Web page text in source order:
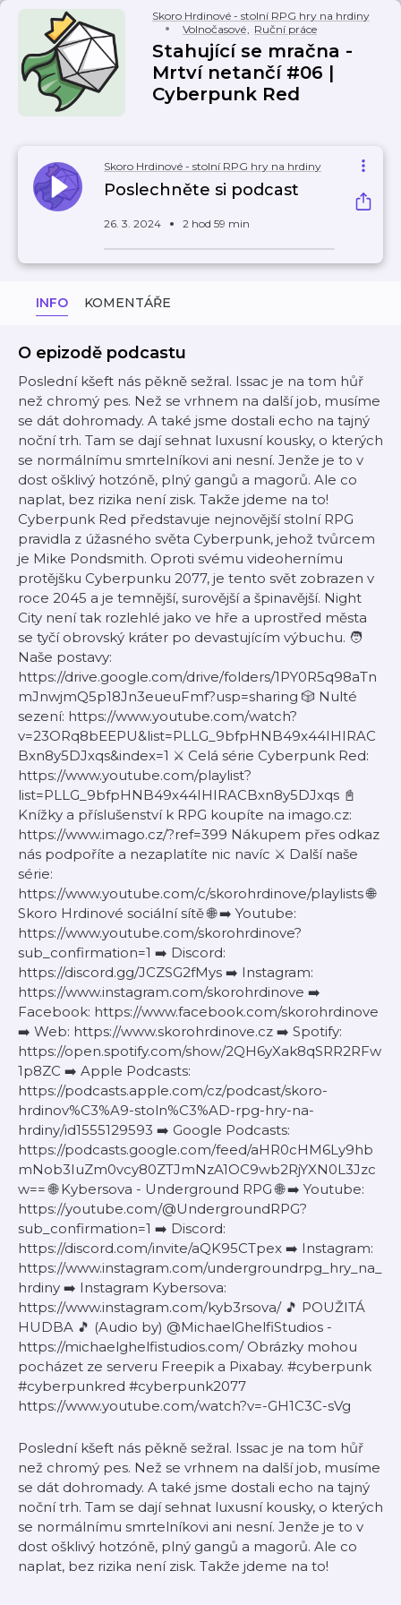
Skoro Hrdinové - stolní RPG hry na hrdiny
Volnočasové, Ruční práce
Stahující se mračna -
Mrtví netančí #06 |
Cyberpunk Red
Skoro Hrdinové - stolní RPG hry na hrdiny
Poslechněte si podcast
26. 3. 2024 2 hod 59 min
INFO KOMENTÁŘE
O epizodě podcastu
Poslední kšeft nás pěkně sežral. Issac je na tom hůř
než chromý pes. Než se vrhnem na další job, musíme
se dát dohromady. A také jsme dostali echo na tajný
noční trh. Tam se dají sehnat luxusní kousky, o kterých
se normálnímu smrtelníkovi ani nesní. Jenže je to v
dost ošklivý hotzóně, plný gangů a magorů. Ale co
naplat, bez rizika není zisk. Takže jdeme na to!
Cyberpunk Red představuje nejnovější stolní RPG
pravidla z úžasného světa Cyberpunk, jehož tvůrcem
je Mike Pondsmith. Oproti svému videohernímu
protějšku Cyberpunku 2077, je tento svět zobrazen v
roce 2045 a je temnější, surovější a špinavější. Night
City není tak rozlehlé jako ve hře a uprostřed města
se tyčí obrovský kráter po devastujícím výbuchu. 🧑
Naše postavy:
https://drive.google.com/drive/folders/1PY0R5q98aTn
mJnwjmQ5p18Jn3eueuFmf?usp=sharing 🎲 Nulté
sezení: https://www.youtube.com/watch?
v=23ORq8bEEPU&list=PLLG_9bfpHNB49x44IHIRAC
Bxn8y5DJxqs&index=1 ⚔️ Celá série Cyberpunk Red:
https://www.youtube.com/playlist?
list=PLLG_9bfpHNB49x44IHIRACBxn8y5DJxqs 📓
Knížky a příslušenství k RPG koupíte na imago.cz:
https://www.imago.cz/?ref=399 Nákupem přes odkaz
nás podpoříte a nezaplatíte nic navíc ⚔️ Další naše
série:
https://www.youtube.com/c/skorohrdinove/playlists 🌐
Skoro Hrdinové sociální sítě 🌐 ➡️ Youtube:
https://www.youtube.com/skorohrdinove?
sub_confirmation=1 ➡️ Discord:
https://discord.gg/JCZSG2fMys ➡️ Instagram:
https://www.instagram.com/skorohrdinove ➡️
Facebook: https://www.facebook.com/skorohrdinove
➡️ Web: https://www.skorohrdinove.cz ➡️ Spotify:
https://open.spotify.com/show/2QH6yXak8qSRR2RFw
1p8ZC ➡️ Apple Podcasts:
https://podcasts.apple.com/cz/podcast/skoro-
hrdinov%C3%A9-stoln%C3%AD-rpg-hry-na-
hrdiny/id1555129593 ➡️ Google Podcasts:
https://podcasts.google.com/feed/aHR0cHM6Ly9hb
mNob3IuZm0vcy80ZTJmNzA1OC9wb2RjYXN0L3Jzc
w== 🌐 Kybersova - Underground RPG 🌐 ➡️ Youtube:
https://youtube.com/@UndergroundRPG?
sub_confirmation=1 ➡️ Discord:
https://discord.com/invite/aQK95CTpex ➡️ Instagram:
https://www.instagram.com/undergroundrpg_hry_na_
hrdiny ➡️ Instagram Kybersova:
https://www.instagram.com/kyb3rsova/ 🎵 POUŽITÁ
HUDBA 🎵 (Audio by) @MichaelGhelfiStudios -
https://michaelghelfistudios.com/ Obrázky mohou
pocházet ze serveru Freepik a Pixabay. #cyberpunk
#cyberpunkred #cyberpunk2077
https://www.youtube.com/watch?v=-GH1C3C-sVg
Poslední kšeft nás pěkně sežral. Issac je na tom hůř
než chromý pes. Než se vrhnem na další job, musíme
se dát dohromady. A také jsme dostali echo na tajný
noční trh. Tam se dají sehnat luxusní kousky, o kterých
se normálnímu smrtelníkovi ani nesní. Jenže je to v
dost ošklivý hotzóně, plný gangů a magorů. Ale co
naplat, bez rizika není zisk. Takže jdeme na to!